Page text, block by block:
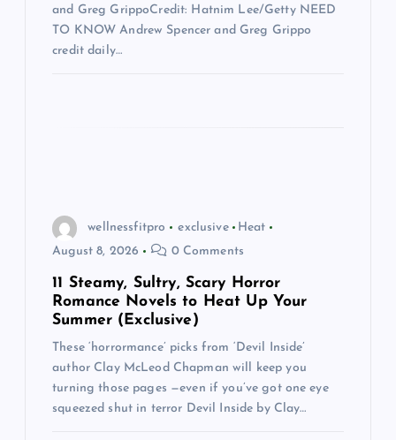
and Greg GrippoCredit: Hatnim Lee/Getty NEED
TO KNOW Andrew Spencer and Greg Grippo
credit daily…
wellnessfitpro exclusive
Heat
August 8, 2026
0 Comments
11 Steamy, Sultry, Scary Horror
Romance Novels to Heat Up Your
Summer (Exclusive)
These ‘horrormance’ picks from ‘Devil Inside’
author Clay McLeod Chapman will keep you
turning those pages —even if you’ve got one eye
squeezed shut in terror Devil Inside by Clay…